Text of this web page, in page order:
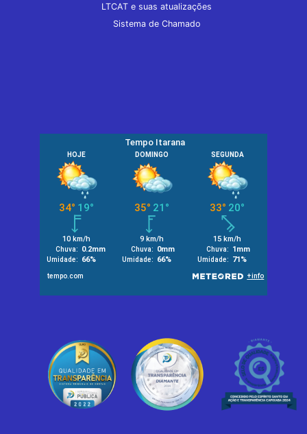
LTCAT e suas atualizações
Sistema de Chamado